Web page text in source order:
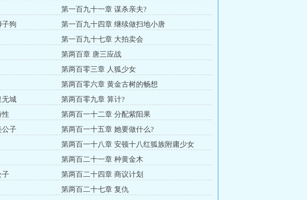
第一百九十一章 谋杀亲夫?
子狗
第一百九十四章 继续做扫地小唐
第一百九十七章 大拍卖会
第两百章 唐三应战
第两百零三章 人狐少女
第两百零六章 黄金古树的畅想
无城
第两百零九章 算计?
性
第两百一十二章 分配紫阳果
公子
第两百一十五章 她要做什么?
第两百一十八章 安顿十八红狐族附庸少女
第两百二十一章 种黄金木
子
第两百二十四章 商议计划
第两百二十七章 复仇